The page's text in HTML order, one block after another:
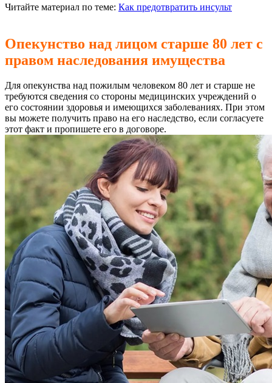
Читайте материал по теме: Как предотвратить инсульт
Опекунство над лицом старше 80 лет с
правом наследования имущества
Для опекунства над пожилым человеком 80 лет и старше не
требуются сведения со стороны медицинских учреждений о
его состоянии здоровья и имеющихся заболеваниях. При этом
вы можете получить право на его наследство, если согласуете
этот факт и пропишете его в договоре.